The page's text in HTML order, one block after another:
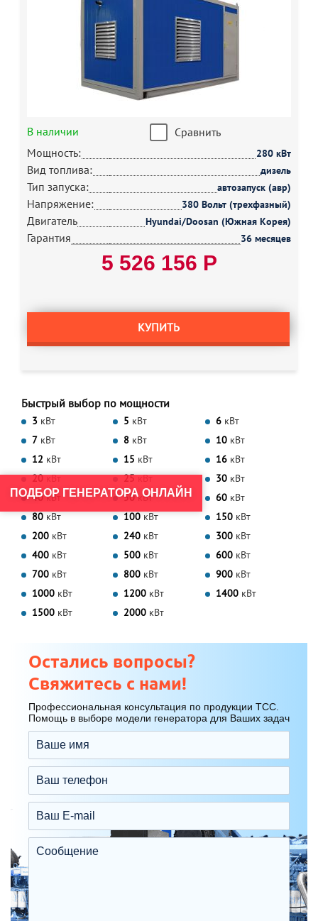
В наличии
Сравнить
Мощность:
280 кВт
Вид топлива: дизель
Тип запуска: автозапуск (авр)
Напряжение: 380 Вольт (трехфазный)
Двигатель Hyundai/Doosan (Южная Корея)
Гарантия 36 месяцев
5 526 156 Р
КУПИТЬ
Быстрый выбор по мощности
3 кВт 5 кВт 6 кВт
7 кВт 8 кВт 10 кВт
12 кВт 15 кВт 16 кВт
20 кВт 25 кВт 30 кВт
40 кВт 50 кВт 60 кВт
80 кВт 100 кВт 150 кВт
200 кВт 240 кВт 300 кВт
400 кВт 500 кВт 600 кВт
700 кВт 800 кВт 900 кВт
1000 кВт 1200 кВт 1400 кВт
1500 кВт 2000 кВт
Остались вопросы?
Свяжитесь с нами!
Профессиональная консультация по продукции ТСС.
Помощь в выборе модели генератора для Ваших задач
ПОДБОР ГЕНЕРАТОРА ОНЛАЙН